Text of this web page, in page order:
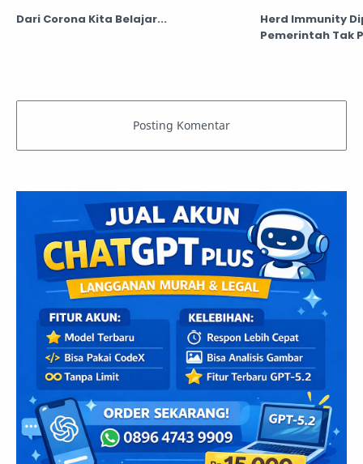
Dari Corona Kita Belajar...
Herd Immunity
Pemerintah Tak